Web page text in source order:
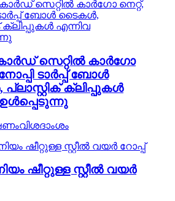
സെറ്റിൽ കാർഗോ
ടാർപ്പ് ബോൾ
ക്ലിപ്പുകൾ
വിശദാംശം
ഷീറ്റുള്ള സ്റ്റീൽ വയർ